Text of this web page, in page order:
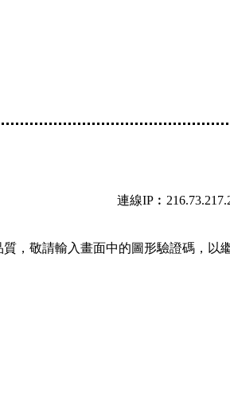
連線
，敬請輸入畫面中的圖形驗證碼，以